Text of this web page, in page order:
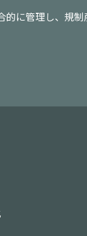
に管理し、規